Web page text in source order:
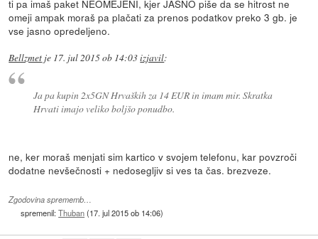
ti pa imaš paket NEOMEJENI, kjer JASNO piše da se hitrost ne
omeji ampak moraš pa plačati za prenos podatkov preko 3 gb. je
vse jasno opredeljeno.
Bellzmet je 17. jul 2015 ob 14:03izjavil:
Ja pa kupin 2x5GN Hrvaških za 14 EUR in imam mir. Skratka
Hrvati imajo veliko boljšo ponudbo.
ne, ker moraš menjati sim kartico v svojem telefonu, kar povzroči
dodatne nevšečnosti + nedosegljiv si ves ta čas. brezveze.
Zgodovina sprememb…
spremenil:Thuban(17. jul 2015 ob 14:06)